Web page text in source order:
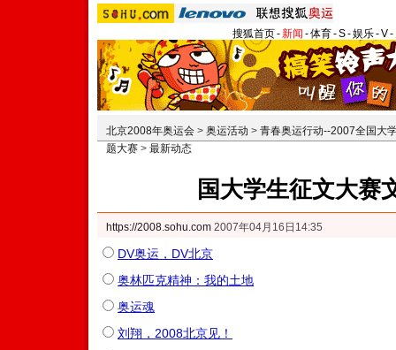
搜狐首页-新闻 -体育-S-娱乐-V-
北京2008年奥运会 > 奥运活动 > 青春奥运行动--2007全国大
题大赛 > 最新动态
国大学生征文大赛
https://2008.sohu.com 2007年04月16日14:35
DV奥运，DV北京
奥林匹克精神：我的土地
奥运魂
刘翔，2008北京见！